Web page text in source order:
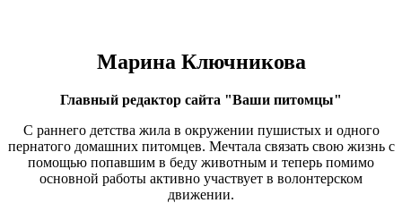
Марина Ключникова
Главный редактор сайта "Ваши питомцы"
С раннего детства жила в окружении пушистых и одного
пернатого домашних питомцев. Мечтала связать свою жизнь с
помощью попавшим в беду животным и теперь помимо
основной работы активно участвует в волонтерском
движении.